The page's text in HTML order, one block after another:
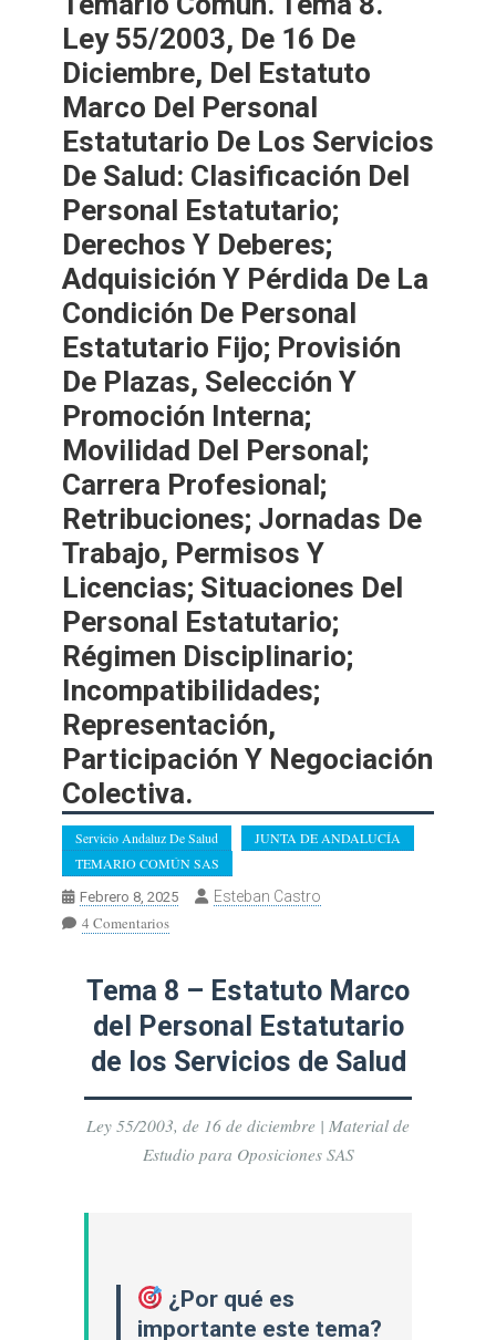
Ley 55/2003, De 16 De
Diciembre, Del Estatuto
Marco Del Personal
Estatutario De Los Servicios
De Salud: Clasificación Del
Personal Estatutario;
Derechos Y Deberes;
Adquisición Y Pérdida De La
Condición De Personal
Estatutario Fijo; Provisión
De Plazas, Selección Y
Promoción Interna;
Movilidad Del Personal;
Carrera Profesional;
Retribuciones; Jornadas De
Trabajo, Permisos Y
Licencias; Situaciones Del
Personal Estatutario;
Régimen Disciplinario;
Incompatibilidades;
Representación,
Participación Y Negociación
Colectiva.
Servicio Andaluz De Salud
JUNTA DE ANDALUCÍA
TEMARIO COMÚN SAS
Febrero 8, 2025 Esteban Castro
4 ComentariosEn
Tema
8.
55/2003,
De
16
De
Diciembre,
Personal
Estatutario
De
Tema 8 – Estatuto Marco
del Personal Estatutario
de los Servicios de Salud
Ley 55/2003, de 16 de diciembre | Material de
Estudio para Oposiciones SAS
¿Por qué es
importante este tema?